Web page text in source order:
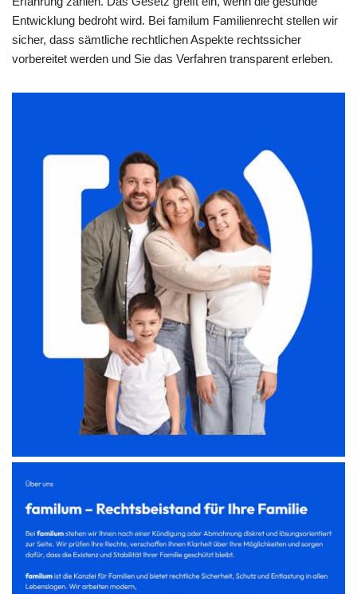
Entwicklung bedroht wird. Bei familum Familienrecht stellen wir
sicher, dass sämtliche rechtlichen Aspekte rechtssicher
vorbereitet werden und Sie das Verfahren transparent erleben.